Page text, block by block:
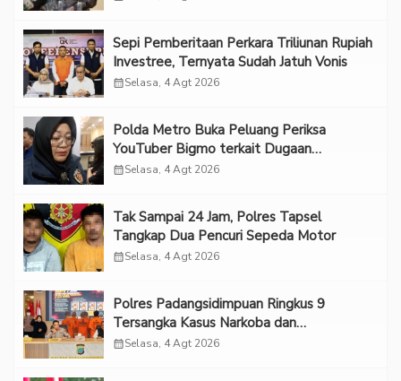
Sepi Pemberitaan Perkara Triliunan Rupiah
Investree, Ternyata Sudah Jatuh Vonis
calendar_monthSelasa, 4 Agt 2026
Polda Metro Buka Peluang Periksa
YouTuber Bigmo terkait Dugaan
Eksploitasi Anak
calendar_monthSelasa, 4 Agt 2026
Tak Sampai 24 Jam, Polres Tapsel
Tangkap Dua Pencuri Sepeda Motor
calendar_monthSelasa, 4 Agt 2026
Polres Padangsidimpuan Ringkus 9
Tersangka Kasus Narkoba dan
Penganiayaan
calendar_monthSelasa, 4 Agt 2026